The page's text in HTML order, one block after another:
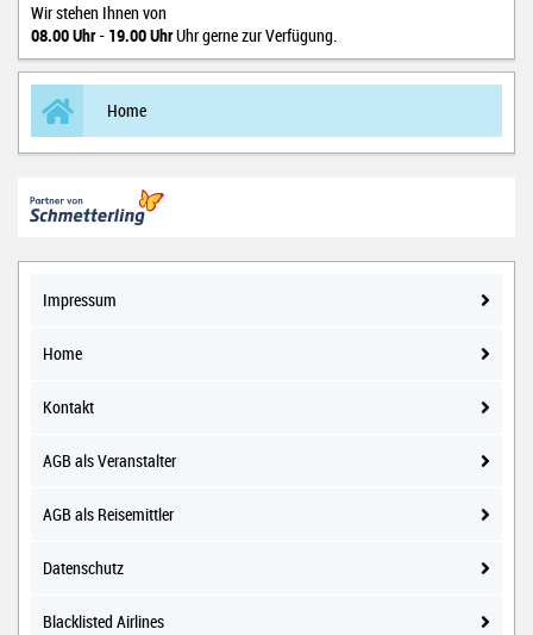
Wir stehen Ihnen von
08.00 Uhr- 19.00 UhrUhr gerne zur Verfügung.
Home
Impressum
Home
Kontakt
AGB als Veranstalter
AGB als Reisemittler
Datenschutz
Blacklisted Airlines